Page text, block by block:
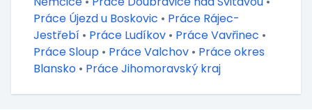
Práce Újezd u Boskovic • Práce Rájec-
Jestřebí • Práce Ludíkov • Práce Vavřinec •
Práce Sloup • Práce Valchov • Práce okres
Blansko • Práce Jihomoravský kraj